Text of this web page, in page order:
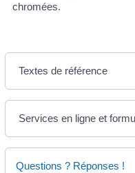
chromées.
Textes de référence
Services en ligne et
Questions ? Réponses !